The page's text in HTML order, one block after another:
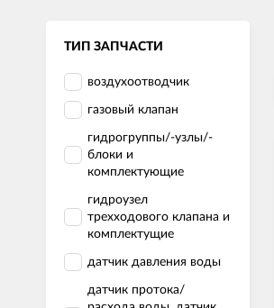
ТИП ЗАПЧАСТИ
воздухоотводчик
газовый клапан
гидрогруппы/-узлы/-
блоки и
комплектующие
гидроузел
трехходового клапана и
комплектущие
датчик давления воды
датчик протока/